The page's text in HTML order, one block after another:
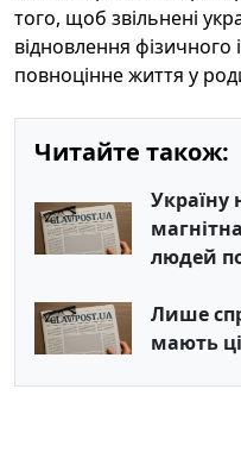
того, щоб звільнені
відновлення фізичного
повноцінне життя у
Читайте також:
Україну
людей
Лише
мають